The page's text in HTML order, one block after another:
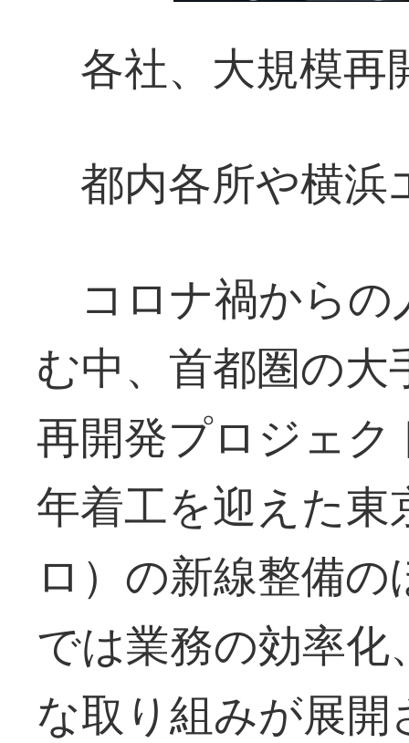
各社、大規模再
都内各所や横浜
コロナ禍からの
む中、首都圏の
再開発プロジェ
年着工を迎えた
ロ）の新線整備
では業務の効率
な取り組みが展開